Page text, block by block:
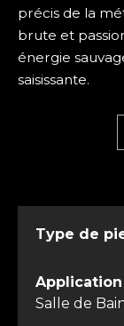
précis de la
brute et
énergie
saisissante.
Type de
Application
Salle de